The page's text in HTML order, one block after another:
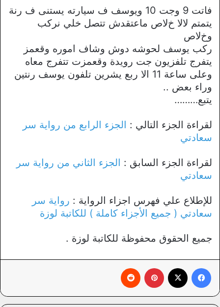
فاتت 9 وجت 10 ويوسف ف سيارته يستنى ف رنة
يتمتم ﻻﻻ خﻻص ماعتقدش تتصل خلي نركب
وخﻻص
ركب يوسف لحوشه دوش وشاف اموره وقعمز
يتفرج تلفزيون جت رويدة وقعمزت تتفرج معاه
وعلى ساعة 11 اﻻ ربع يشرين تلفون يوسف رنتين
وراء بعض ..
يتبع………
لقراءة الجزء التالي : الجزء الرابع من رواية سر
سعادتي
لقراءة الجزء السابق : الجزء الثاني من رواية سر
سعادتي
للإطلاع علي فهرس اجزاء الرواية : رواية سر
سعادتي ( جميع الأجزاء كاملة ) للكاتبة لوزة
جميع الحقوق محفوظة للكاتبة لوزة .